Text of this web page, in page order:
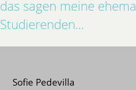
das sagen meine
Studierenden...
Sofie Pedevilla